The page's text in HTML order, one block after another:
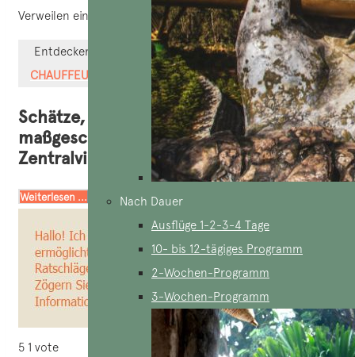
Nach Dauer
Ausflüge 1-2-3-4 Tage
10- bis 12-tägiges Programm
2-Wochen-Programm
3-Wochen-Programm
Verweilen einladen.
Entdecken Sie mehr >>
DEUTSCHSPRACHIGER
CHAUFFEUR-GUIDE IN VIETNAM
Schätze, die es auf einer
maßgeschneiderten Reise durch
Zentralvietnam zu entdecken gilt
Weiterlesen ...
5 1 vote